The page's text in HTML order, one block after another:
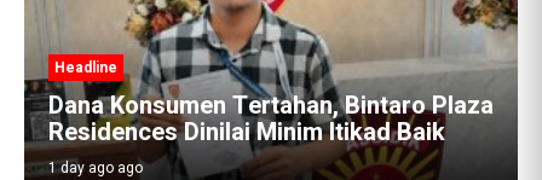
Headline
Dana Konsumen Tertahan, Bintaro Plaza
Residences Dinilai Minim Itikad Baik
1 day ago ago